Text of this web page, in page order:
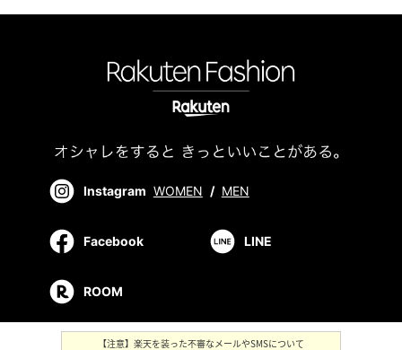
Instagram WOMEN / MEN
Facebook LINE
ROOM
【注意】楽天を装った不審なメールやSMSについて